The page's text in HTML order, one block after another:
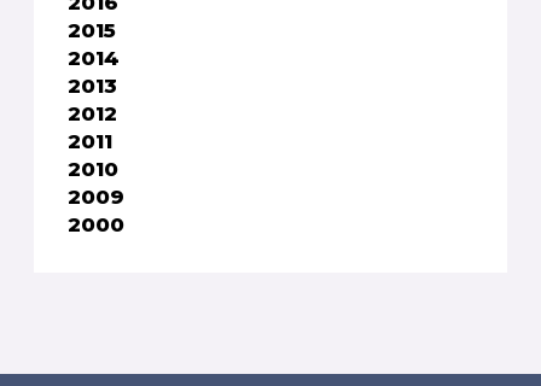
2015
2014
2013
2012
2011
2010
2009
2000